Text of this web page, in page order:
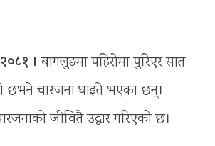
। बागलुङमा पहिरोमा पुरिएर सात
छभने चारजना घाइते भएका छन्।
जीवितै उद्धार गरिएको छ।